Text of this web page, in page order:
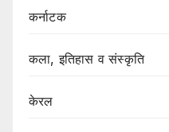
कर्नाटक
कला, इतिहास व संस्कृति
केरल